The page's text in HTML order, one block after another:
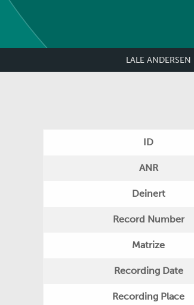
LALE ANDERSEN
ID
ANR
Deinert
Record Number
Matrize
Recording Date
Recording Place